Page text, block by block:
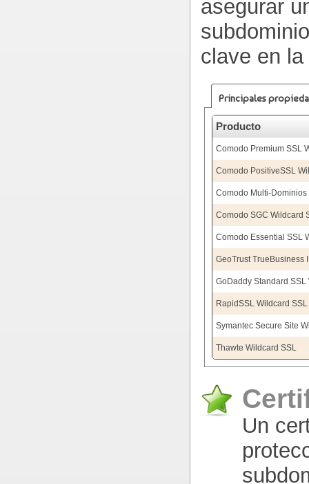
asegurar
clave en
Principales
Producto
Comodo Premium SSL
Comodo PositiveSSL
Comodo Multi-Dominios
Comodo SGC Wildcard
Comodo Essential SSL
GeoTrust TrueBusiness
GoDaddy Standard SSL
RapidSSL Wildcard SSL
Symantec Secure Site
Thawte Wildcard SSL
Un